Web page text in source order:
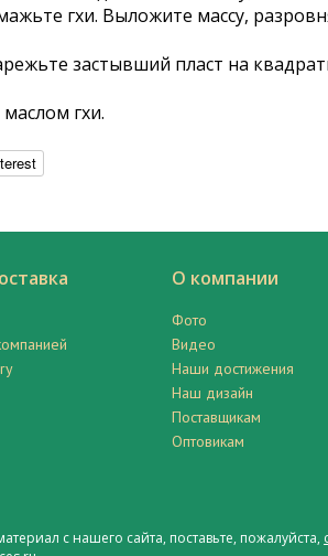
гхи. Выложите массу,
застывший пласт на
гхи.
О компании
Фото
Видео
Наши достижения
Наш дизайн
Поставщикам
Оптовикам
с нашего сайта, поставьте, пожалуйста,